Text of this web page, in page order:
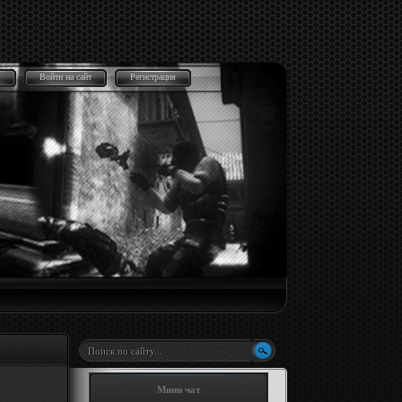
Войти на сайт Регистрация
Мини чат